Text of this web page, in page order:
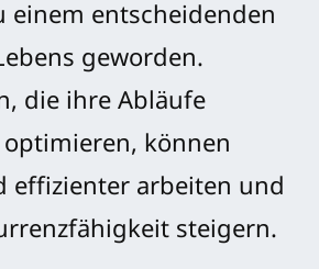
einem entscheidenden
geworden.
die ihre Abläufe
können
effizienter arbeiten und
steigern.